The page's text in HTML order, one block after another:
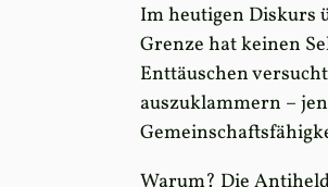
Im heutigen Diskurs
Grenze hat keinen
Enttäuschen
auszuklammern –